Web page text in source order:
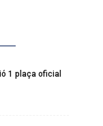
1 plaça oficial